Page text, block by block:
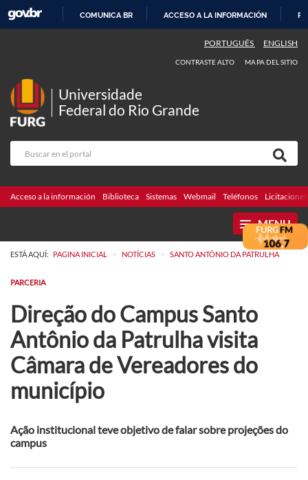
CONTENIDO
COMUNICA BR ACCESO A LA INFORMACIÓN
PORTUGUÊS ENGLISH
CONTRASTE ALTO MAPA DEL SITIO
Universidade
Federal do Rio Grande
Acceso a la información Biblioteca Sistemas Webmail Teléfonos Licitaciones
MENU
ESTÁ AQUÍ: PAGINA INICIAL > NOTÍCIAS > SANTO ANTÔNIO DA PATRULHA
PARCERIA
Direção do Campus Santo
Antônio da Patrulha visita
Câmara de Vereadores do
município
Ação institucional teve objetivo de falar sobre projeções do
campus